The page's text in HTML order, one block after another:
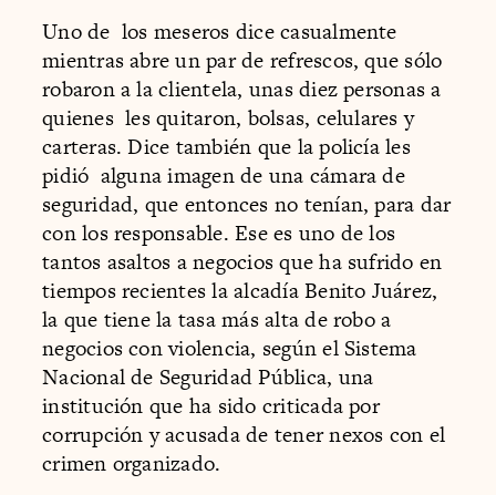
Uno de los meseros dice casualmente
mientras abre un par de refrescos, que sólo
robaron a la clientela, unas diez personas a
quienes les quitaron, bolsas, celulares y
carteras. Dice también que la policía les
pidió alguna imagen de una cámara de
seguridad, que entonces no tenían, para dar
con los responsable. Ese es uno de los
tantos asaltos a negocios que ha sufrido en
tiempos recientes la alcadía Benito Juárez,
la que tiene la tasa más alta de robo a
negocios con violencia, según el Sistema
Nacional de Seguridad Pública, una
institución que ha sido criticada por
corrupción y acusada de tener nexos con el
crimen organizado.